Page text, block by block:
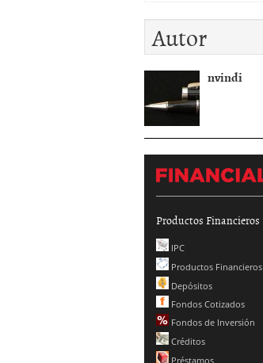
Autor
nvindi
Productos Financieros
IPC
Productos Financieros
Depósitos
Fondos Cotizados
Fondos de Inversión
Créditos
Préstamos